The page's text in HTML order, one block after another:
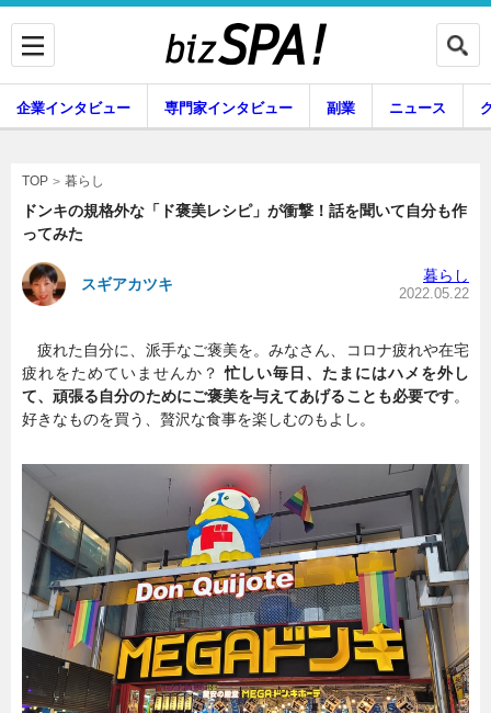
専門家インタビュー
副業 ニュース
暮らし エンタメ
連載一覧
企業インタビュー 専門家インタビュー 副業 ニュース
TOP 暮らし
ドンキの規格外な「ド褒美レシピ」が衝撃！話を聞いて自分も作
ってみた
スギアカツキ 暮らし
2022.05.22
疲れた自分に、派手なご褒美を。みなさん、コロナ疲れや在宅
疲れをためていませんか？忙しい毎日、たまにはハメを外し
て、頑張る自分のためにご褒美を与えてあげることも必要です。
好きなものを買う、贅沢な食事を楽しむのもよし。